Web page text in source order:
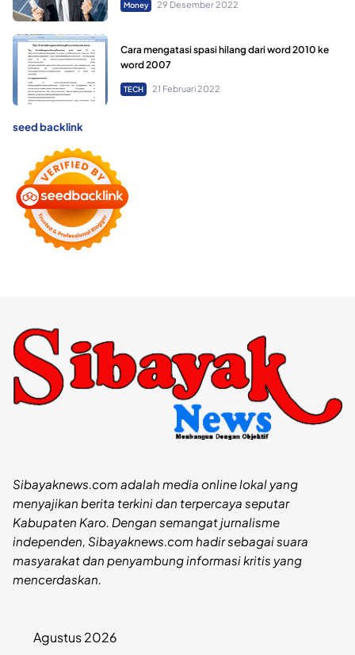
Money 29 Desember 2022
Cara mengatasi spasi hilang dari word 2010 ke
word 2007
TECH 21 Februari 2022
seed backlink
Sibayaknews.com adalah media online lokal yang
menyajikan berita terkini dan terpercaya seputar
Kabupaten Karo. Dengan semangat jurnalisme
independen, Sibayaknews.com hadir sebagai suara
masyarakat dan penyambung informasi kritis yang
mencerdaskan.
Agustus 2026